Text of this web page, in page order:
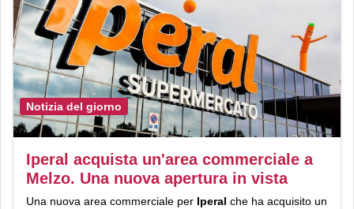
Notizia del giorno
Iperal acquista un'area commerciale a
Melzo. Una nuova apertura in vista
Una nuova area commerciale per Iperal che ha acquisito un